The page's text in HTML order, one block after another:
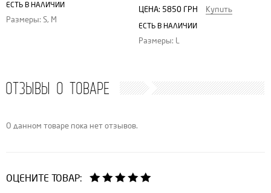
ЕСТЬ В НАЛИЧИИ
Размеры: S, M
ЦЕНА: 5850 ГРН Купить
ЕСТЬ В НАЛИЧИИ
Размеры: L
ОТЗЫВЫ О ТОВАРЕ
О данном товаре пока нет отзывов.
ОЦЕНИТЕ ТОВАР: